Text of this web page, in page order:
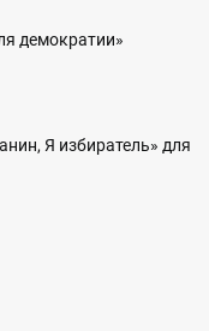
демократии»
Я избиратель» для